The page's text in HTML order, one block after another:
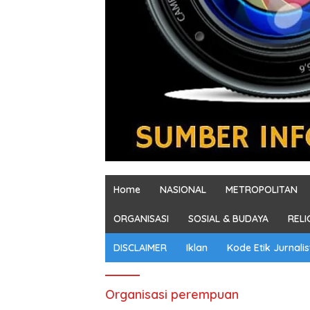
Home NASIONAL METROPOLITAN
ORGANISASI SOSIAL & BUDAYA
DISCLAIMER Iklan Kode Etik
Organisasi perempuan